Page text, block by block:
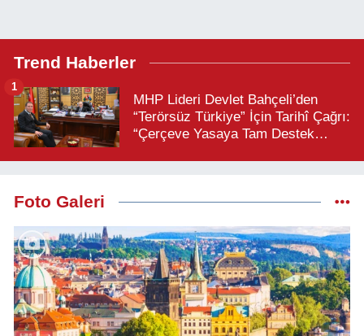
Trend Haberler
MHP Lideri Devlet Bahçeli’den
“Terörsüz Türkiye” İçin Tarihî Çağrı:
“Çerçeve Yasaya Tam Destek
1
Foto Galeri